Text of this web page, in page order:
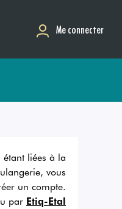
Me connecter
liées à la
vous
un compte.
par Etiq-Etal